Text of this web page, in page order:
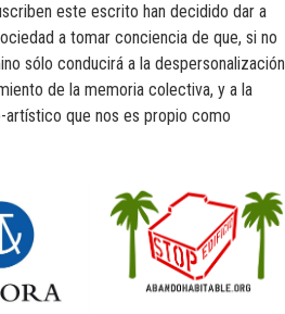
este escrito han decidido dar a
a tomar conciencia de que, si no
sólo conducirá a la despersonalización
de la memoria colectiva, y a la
que nos es propio como